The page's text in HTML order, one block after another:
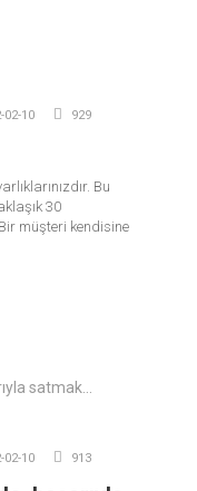
02-10 929
Bu
30
müşteri kendisine
02-10 913